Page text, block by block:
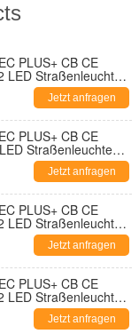
PLUS+ CB CE
LED Straßenleuchte
Shorting Cap und
undJetzt anfragen
PLUS+ CB CE
Straßenleuchte
Werkzeugfreies
Jetzt anfragen
PLUS+ CB CE
LED Straßenleuchte
Kurzschlusskappe
Öffnung undJetzt anfragen
PLUS+ CB CE
LED Straßenleuchte
Shorting Cap und
undJetzt anfragen